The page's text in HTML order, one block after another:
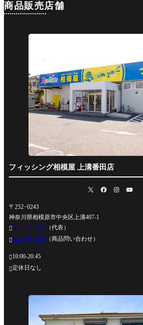
商品販売店舗
フィッシング相模屋 上溝番田店
〒252−0243
神奈川県相模原市中央区上溝407-1
042-778-4991 （代表）
042-778-4995 （商品問い合わせ）
10:00-20:45
定休日なし